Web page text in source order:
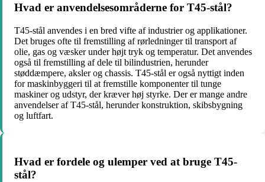
Hvad er anvendelsesområderne for T45-stål?
T45-stål anvendes i en bred vifte af industrier og applikationer.
Det bruges ofte til fremstilling af rørledninger til transport af
olie, gas og væsker under højt tryk og temperatur. Det anvendes
også til fremstilling af dele til bilindustrien, herunder
støddæmpere, aksler og chassis. T45-stål er også nyttigt inden
for maskinbyggeri til at fremstille komponenter til tunge
maskiner og udstyr, der kræver høj styrke. Der er mange andre
anvendelser af T45-stål, herunder konstruktion, skibsbygning
og luftfart.
Hvad er fordele og ulemper ved at bruge T45-
stål?